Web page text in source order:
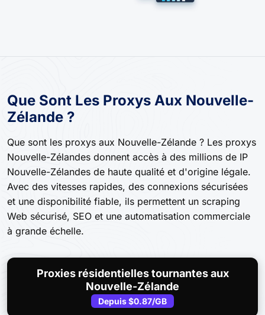
Que Sont Les Proxys Aux Nouvelle-
Zélande ?
Que sont les proxys aux Nouvelle-Zélande ? Les proxys
Nouvelle-Zélandes donnent accès à des millions de IP
Nouvelle-Zélandes de haute qualité et d'origine légale.
Avec des vitesses rapides, des connexions sécurisées
et une disponibilité fiable, ils permettent un scraping
Web sécurisé, SEO et une automatisation commerciale
à grande échelle.
Proxies résidentielles tournantes aux
Nouvelle-Zélande
Depuis$0.87/GB